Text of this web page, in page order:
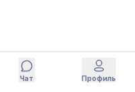
Чат Профиль